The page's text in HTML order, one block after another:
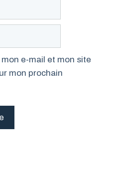
e-mail et mon site
mon prochain